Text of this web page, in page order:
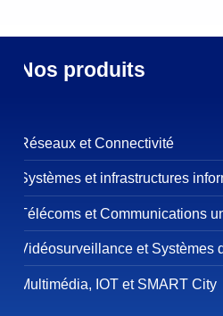
Nos produits
Réseaux et Connectivité
Systèmes et infrastructures
Télécoms et Communications
Vidéosurveillance et Systèmes
Multimédia, IOT et SMART City